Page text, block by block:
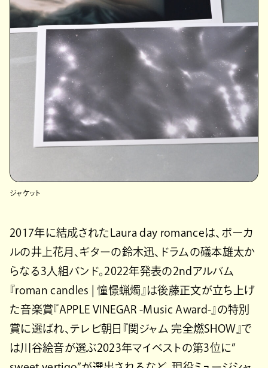
ジャケット
2017年に結成されたLaura day romanceは、ボーカ
ルの井上花月、ギターの鈴木迅、ドラムの礒本雄太か
らなる3人組バンド。2022年発表の2ndアルバム
『roman candles | 憧憬蝋燭』は後藤正文が立ち上げ
た音楽賞『APPLE VINEGAR -Music Award-』の特別
賞に選ばれ、テレビ朝日『関ジャム 完全燃SHOW』で
は川谷絵音が選ぶ2023年マイベストの第3位に”